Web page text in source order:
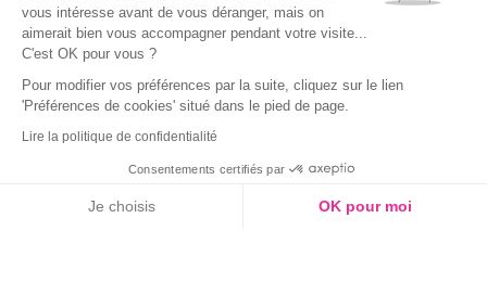
vendredi de 8h30 à 15h30
vous intéresse avant de vous déranger, mais on
aimerait bien vous accompagner pendant votre visite...
C'est OK pour vous ?
Pour modifier vos préférences par la suite, cliquez sur le lien
'Préférences de cookies' situé dans le pied de page.
Lire la politique de confidentialité
Consentements certifiés par
Je choisis OK pour moi